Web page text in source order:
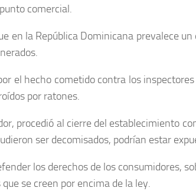
comercial.
en la República Dominicana prevalece
el hecho cometido contra los
por ratones.
procedió al cierre del establecimiento
ser decomisados, podrían estar
los derechos de los consumidores,
se creen por encima de la ley.